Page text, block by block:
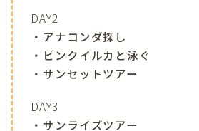
DAY2
・アナコンダ探し
・ピンクイルカと泳ぐ
・サンセットツアー
DAY3
・サンライズツアー